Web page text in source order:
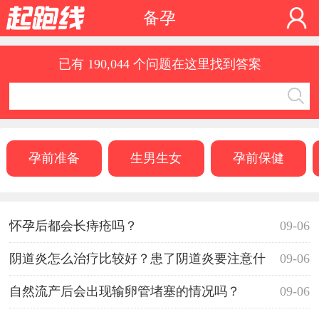
备孕
已有 190,044 个问题在这里找到答案
孕前准备 生男生女 孕前保健
09-06
怀孕后都会长痔疮吗？
09-06
阴道炎怎么治疗比较好？患了阴道炎要注意什
么？ 09-06
自然流产后会出现输卵管堵塞的情况吗？